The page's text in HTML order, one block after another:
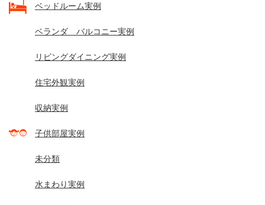
ベッドルーム実例
ベランダ バルコニー実例
リビングダイニング実例
住宅外観実例
収納実例
子供部屋実例
未分類
水まわり実例